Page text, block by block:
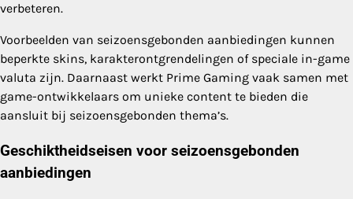
verbeteren.
Voorbeelden van seizoensgebonden aanbiedingen kunnen
beperkte skins, karakterontgrendelingen of speciale in-game
valuta zijn. Daarnaast werkt Prime Gaming vaak samen met
game-ontwikkelaars om unieke content te bieden die
aansluit bij seizoensgebonden thema’s.
Geschiktheidseisen voor seizoensgebonden
aanbiedingen